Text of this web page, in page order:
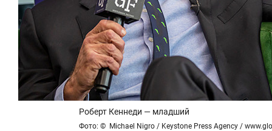
Роберт Кеннеди — младший
Фото: © Michael Nigro / Keystone Press Agency /